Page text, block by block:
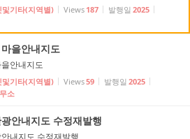
및기타(지역별) Views 187 발행일 2025
을안내지도
안내지도
및기타(지역별) Views59 발행일 2025
소
안내지도 수정재발행